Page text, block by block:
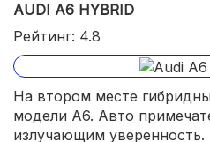
AUDI A6 HYBRID
Рейтинг: 4.8
На втором месте
модели А6. Авто
излучающим уверенность.